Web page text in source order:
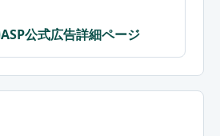
ASP公式広告詳細ページ